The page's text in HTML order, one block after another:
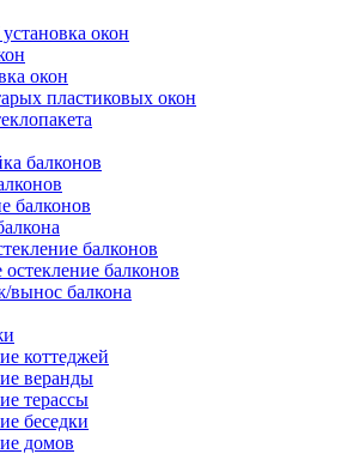
окон
окон
пластиковых окон
балконов
балконов
балконов
балконов
вынос балкона
коттеджей
веранды
терассы
беседки
домов